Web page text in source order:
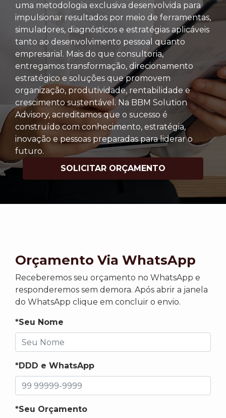
uma metodologia exclusiva desenvolvida para
impulsionar resultados por meio de ferramentas,
simuladores, diagnósticos e estratégias aplicáveis
tanto ao desenvolvimento pessoal quanto
empresarial. Mais do que consultoria,
entregamos transformação, direcionamento
estratégico e soluções que promovem
organização, produtividade, rentabilidade e
crescimento sustentável. Na BBM Solution
Advisory, acreditamos que o sucesso é
construído com conhecimento, estratégia,
inovação e pessoas preparadas para liderar o
futuro.
SOLICITAR ORÇAMENTO
Orçamento Via WhatsApp
Receberemos seu orçamento no WhatsApp e
responderemos sem demora. Após abrir a janela
do WhatsApp clique em concluir o envio.
*Seu Nome
*DDD e WhatsApp
*Seu Orçamento